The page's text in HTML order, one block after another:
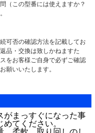
（この型番には使えますか？
可否の確認方法を記載してお
品・交換は致しかねますた
をお客様ご自身で必ずご確認
願いいたします。
がまっすぐになった事
てください。